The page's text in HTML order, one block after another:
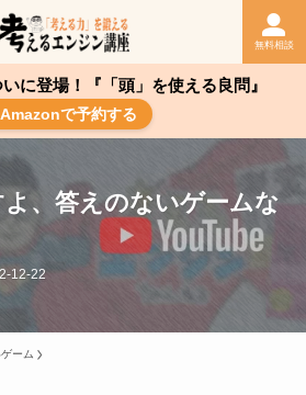
無料相談
に登場！『「頭」を使える良問』
Amazonで予約する
よ、答えのないゲームな
12-22
ーム